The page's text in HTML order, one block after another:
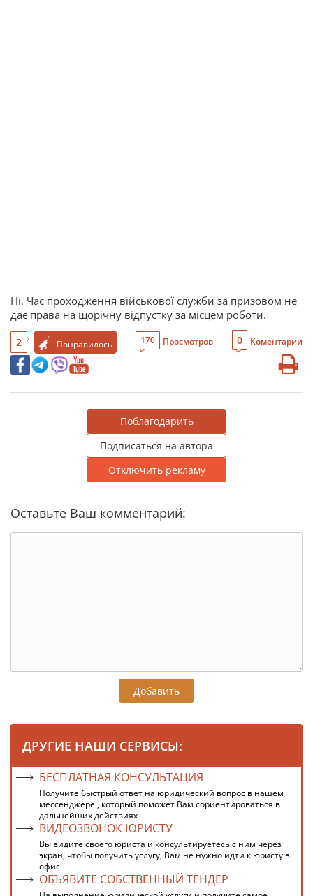
Ні. Час проходження військової служби за призовом не
дає права на щорічну відпустку за місцем роботи.
2 Понравилось 170 Просмотров 0 Коментарии
Поблагодарить
Подписаться на автора
Отключить рекламу
Оставьте Ваш комментарий:
Добавить
ДРУГИЕ НАШИ СЕРВИСЫ:
БЕСПЛАТНАЯ КОНСУЛЬТАЦИЯ
Получите быстрый ответ на юридический вопрос в нашем
мессенджере , который поможет Вам сориентироваться в
дальнейших действиях
ВИДЕОЗВОНОК ЮРИСТУ
Вы видите своего юриста и консультируетесь с ним через
экран, чтобы получить услугу, Вам не нужно идти к юристу в
офис
ОБЪЯВИТЕ СОБСТВЕННЫЙ ТЕНДЕР